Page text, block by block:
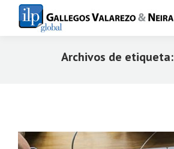
Archivos de etiqueta: